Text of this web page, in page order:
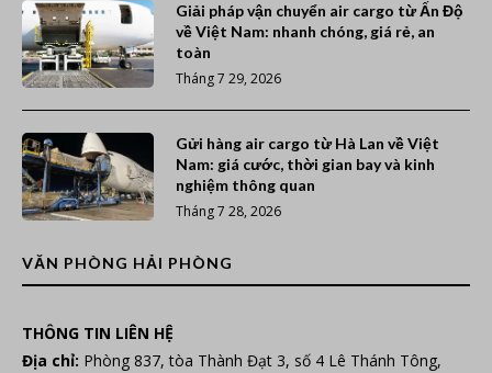
Giải pháp vận chuyển air cargo từ Ấn Độ
về Việt Nam: nhanh chóng, giá rẻ, an
toàn
Tháng 7 29, 2026
Gửi hàng air cargo từ Hà Lan về Việt
Nam: giá cước, thời gian bay và kinh
nghiệm thông quan
Tháng 7 28, 2026
VĂN PHÒNG HẢI PHÒNG
THÔNG TIN LIÊN HỆ
Địa chỉ: Phòng 837, tòa Thành Đạt 3, số 4 Lê Thánh Tông,